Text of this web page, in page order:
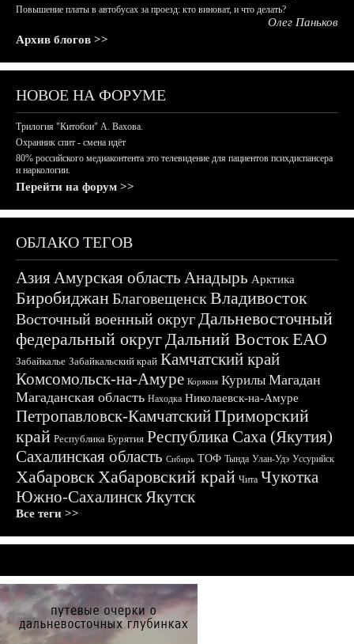
Повышение платы в автобусах за проезд: кто виноват, и что делать?
Олег Паньков
Архив блогов >>
НОВОЕ НА ФОРУМЕ
Трилогия "Китобои" А. Вахова.
Охранник спит - смена идёт
80% российского медиаконтента это телевидение для пациентов психдиспансера
и наркологии.
Перейти на форум >>
ОБЛАКО ТЕГОВ
АзияАмурская область Анадырь Арктика
БиробиджанБлаговещенскВладивосток
Восточный военный округДальневосточный
федеральный округДальний ВостокЕАО
Забайкалье Забайкальский край Камчатский край
Комсомольск-на-Амуре Корякия Курилы Магадан
Магаданская область Находка Николаевск-на-Амуре
Петропавловск-КамчатскийПриморский
край Республика Бурятия Республика Саха (Якутия)
Сахалинская область Сибирь ТОФ Тында Улан-Удэ Уссурийск
ХабаровскХабаровский край Чита Чукотка
Южно-СахалинскЯкутск
Все теги >>